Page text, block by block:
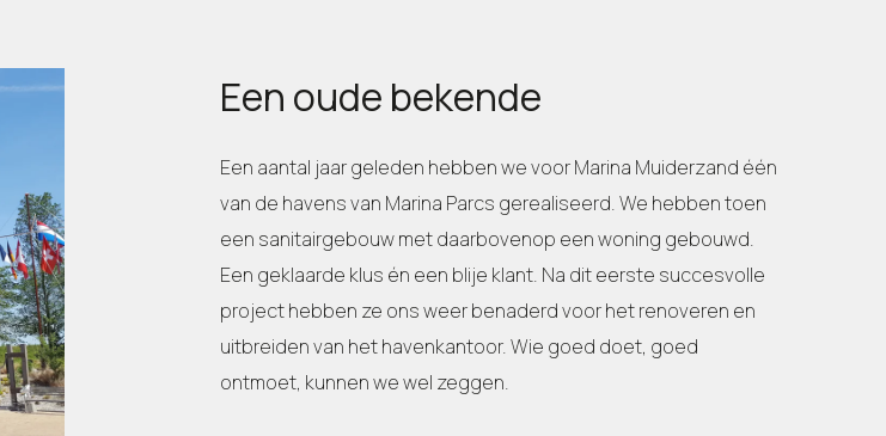
Een oude bekende
Een aantal jaar geleden hebben we voor Marina Muiderzand één
van de havens van Marina Parcs gerealiseerd. We hebben toen
een sanitairgebouw met daarbovenop een woning gebouwd.
Een geklaarde klus én een blije klant. Na dit eerste succesvolle
project hebben ze ons weer benaderd voor het renoveren en
uitbreiden van het havenkantoor. Wie goed doet, goed
ontmoet, kunnen we wel zeggen.